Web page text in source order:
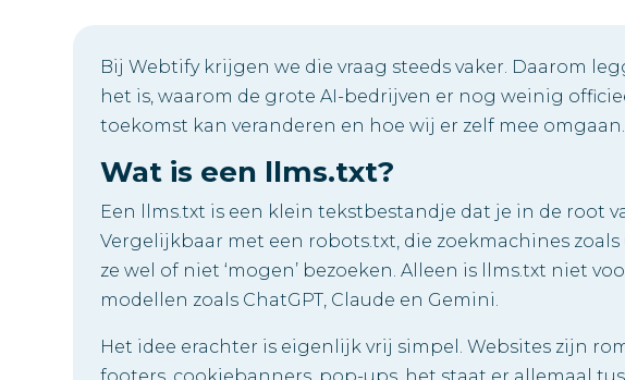
Bij Webtify krijgen we die vraag steeds vaker. Daarom
het is, waarom de grote AI-bedrijven er nog weinig
toekomst kan veranderen en hoe wij er zelf mee omgaan.
Wat is een llms.txt?
Een llms.txt is een klein tekstbestandje dat je in de root
Vergelijkbaar met een robots.txt, die zoekmachines
ze wel of niet ‘mogen’ bezoeken. Alleen is llms.txt niet
modellen zoals ChatGPT, Claude en Gemini.
Het idee erachter is eigenlijk vrij simpel. Websites zijn
footers, cookiebanners, pop-ups, het staat er allemaal